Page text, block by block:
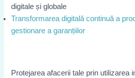
digitale și globale
Transformarea digitală continuă a
gestionare a garanțiilor
Protejarea afacerii tale prin utilizarea